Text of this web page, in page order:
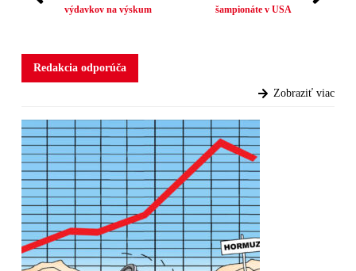
výdavkov na výskum šampionáte v USA
Redakcia odporúča
Zobraziť viac